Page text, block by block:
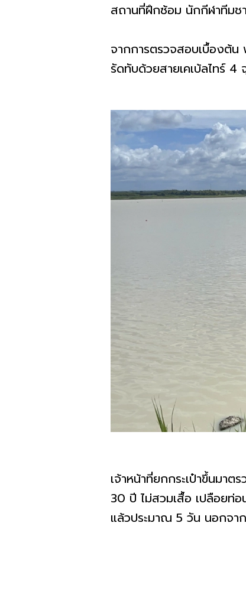
สถานที่ฝึกซ้อม นักกีฬาทีมช
จากการตรวจสอบเบื้องต้
รัดทับด้วยสายเคเบ้ลไทร์ 4
เจ้าหน้าที่ยกกระเป๋าขึ้นม
30 ปี ไม่สวมเสื้อ เปลือยท่
แล้วประมาณ 5 วัน นอกจา